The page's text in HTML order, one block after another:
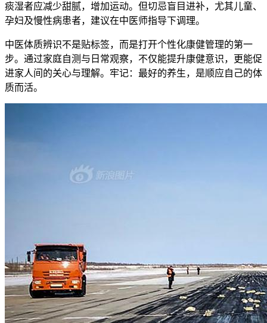
痰湿者应减少甜腻，增加运动。但切忌盲目进补，尤其儿童、
孕妇及慢性病患者，建议在中医师指导下调理。
中医体质辨识不是贴标签，而是打开个性化康健管理的第一
步。通过家庭自测与日常观察，不仅能提升康健意识，更能促
进家人间的关心与理解。牢记：最好的养生，是顺应自己的体
质而活。